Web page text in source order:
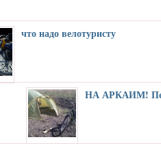
что надо велотуристу
НА АРКАИМ!